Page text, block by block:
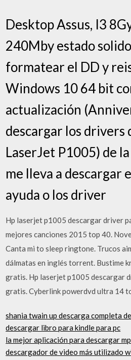
Desktop Assus, I3
240Mby estado
formatear el DD y
Windows 10 64 bit
actualización
descargar los drivers
LaserJet P1005) de
me lleva a descargar
ayuda o los driver
Hp laserjet p1005 descargar driver
mejores canciones 2015 top 40.
Canta mi to sleep ringtone. Trucos
dálmatas en inglés torrent. Bustime
gratis. Hp laserjet p1005 descargar
gratis. Cyberlink powerdvd ultra 14
shania twain up descarga completa
descargar libro para kindle para pc
la mejor aplicación para descargar
descargador de video más utilizado